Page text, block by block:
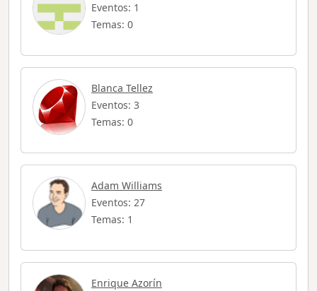
Eventos: 1
Temas: 0
Blanca Tellez
Eventos: 3
Temas: 0
Adam Williams
Eventos: 27
Temas: 1
Enrique Azorín